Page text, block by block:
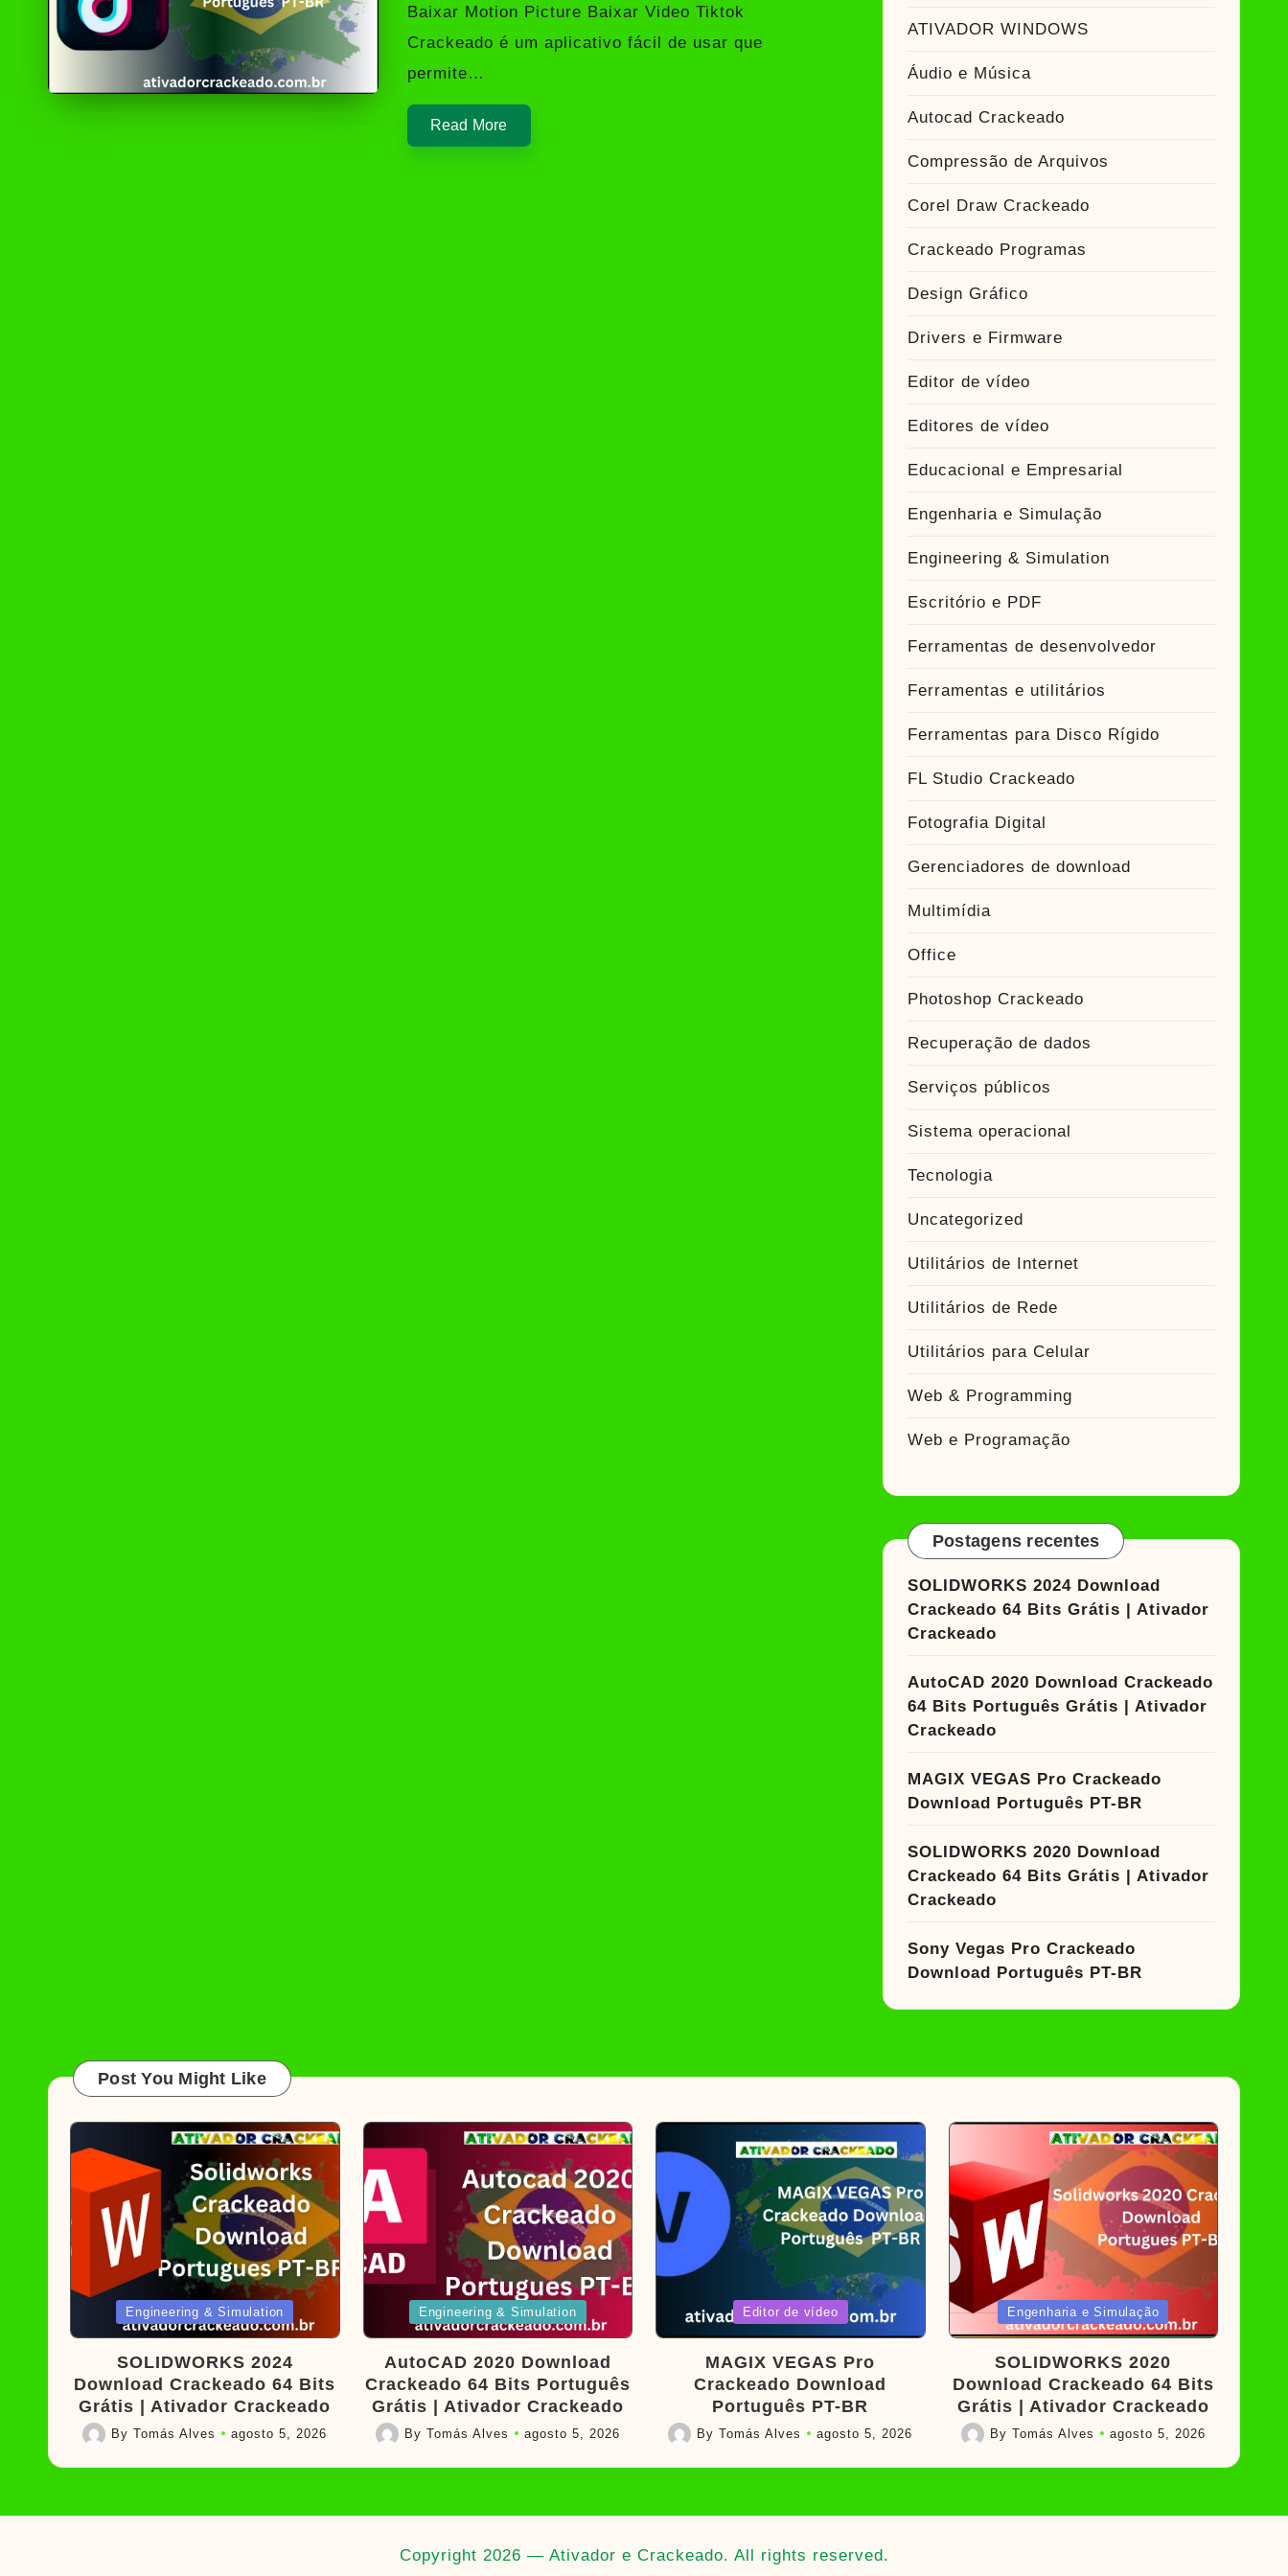
Baixar Motion Picture Baixar Video Tiktok
Crackeado é um aplicativo fácil de usar que
permite…
Read More
ATIVADOR WINDOWS
Áudio e Música
Autocad Crackeado
Compressão de Arquivos
Corel Draw Crackeado
Crackeado Programas
Design Gráfico
Drivers e Firmware
Editor de vídeo
Editores de vídeo
Educacional e Empresarial
Engenharia e Simulação
Engineering & Simulation
Escritório e PDF
Ferramentas de desenvolvedor
Ferramentas e utilitários
Ferramentas para Disco Rígido
FL Studio Crackeado
Fotografia Digital
Gerenciadores de download
Multimídia
Office
Photoshop Crackeado
Recuperação de dados
Serviços públicos
Sistema operacional
Tecnologia
Uncategorized
Utilitários de Internet
Utilitários de Rede
Utilitários para Celular
Web & Programming
Web e Programação
Postagens recentes
SOLIDWORKS 2024 Download
Crackeado 64 Bits Grátis | Ativador
Crackeado
AutoCAD 2020 Download Crackeado
64 Bits Português Grátis | Ativador
Crackeado
MAGIX VEGAS Pro Crackeado
Download Português PT-BR
SOLIDWORKS 2020 Download
Crackeado 64 Bits Grátis | Ativador
Crackeado
Sony Vegas Pro Crackeado
Download Português PT-BR
Post You Might Like
Posted
in
Engineering & Simulation
SOLIDWORKS 2024
Download Crackeado 64 Bits
Grátis | Ativador Crackeado
Posted
by
ByTomás Alves agosto 5, 2026
Posted
in
Engineering & Simulation
AutoCAD 2020 Download
Crackeado 64 Bits Português
Grátis | Ativador Crackeado
Posted
by
By Tomás Alves agosto 5, 2026
Posted
in
Editor de vídeo
MAGIX VEGAS Pro
Crackeado Download
Português PT-BR
Posted
by
ByTomás Alves agosto 5, 2026
Posted
in
Engenharia e Simulação
SOLIDWORKS 2020
Download Crackeado 64 Bits
Grátis | Ativador Crackeado
Posted
by
By Tomás Alves agosto 5, 2026
Copyright 2026 — Ativador e Crackeado. All rights reserved.